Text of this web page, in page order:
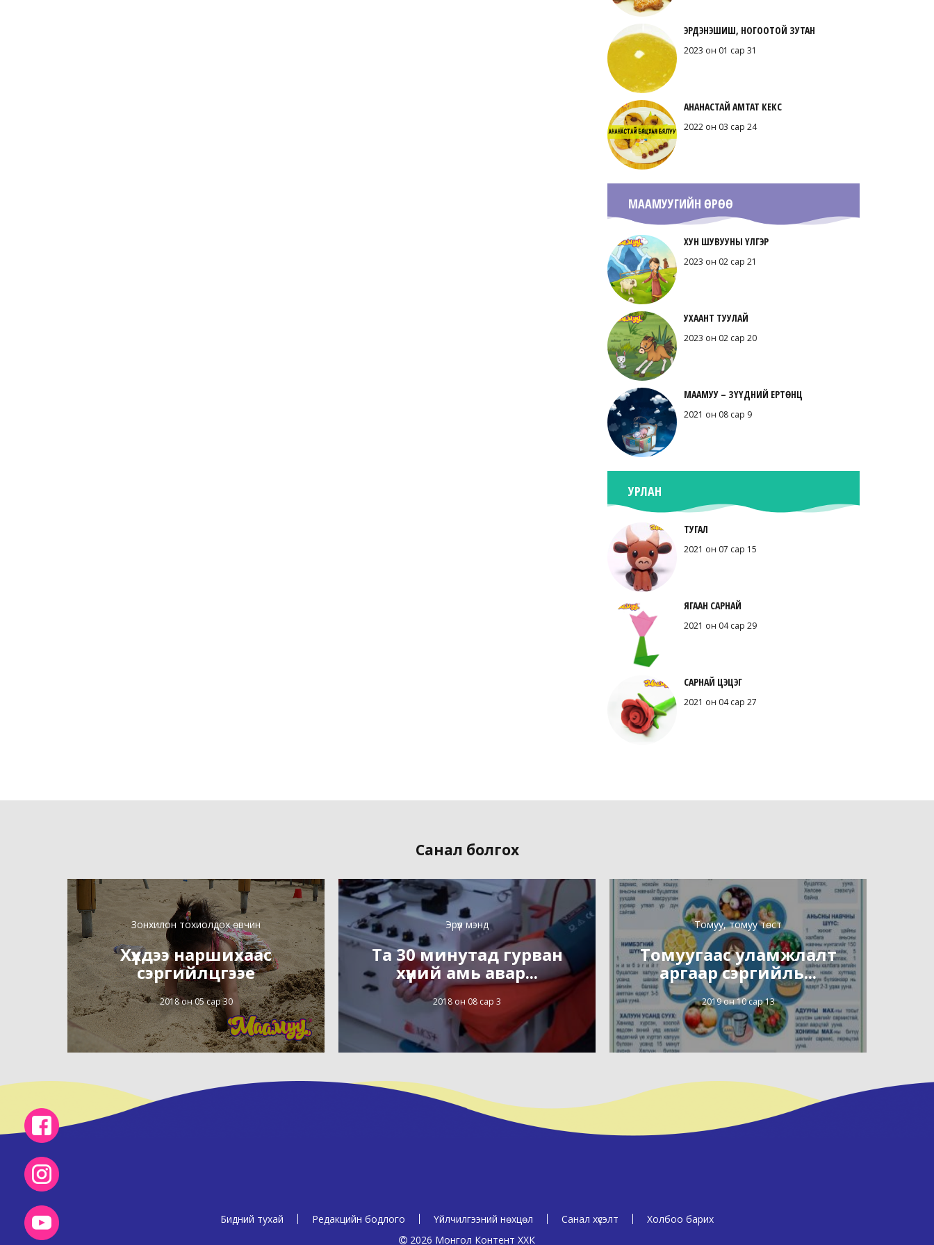
ЭРДЭНЭШИШ, НОГООТОЙ ЗУТАН
2023 он 01 сар 31
АНАНАСТАЙ АМТАТ КЕКС
2022 он 03 сар 24
МААМУУГИЙН ӨРӨӨ
ХУН ШУВУУНЫ ҮЛГЭР
2023 он 02 сар 21
УХААНТ ТУУЛАЙ
2023 он 02 сар 20
МААМУУ – ЗҮҮДНИЙ ЕРТӨНЦ
2021 он 08 сар 9
УРЛАН
ТУГАЛ
2021 он 07 сар 15
ЯГААН САРНАЙ
2021 он 04 сар 29
САРНАЙ ЦЭЦЭГ
2021 он 04 сар 27
Санал болгох
Зонхилон тохиолдох өвчин
Хүүхдээ наршихаас
сэргийлцгээе
2018 он 05 сар 30
Эрүүл мэнд
Та 30 минутад гурван
хүний амь авар...
2018 он 08 сар 3
Томуу, томуу төст
Томуугаас уламжлалт
аргаар сэргийль...
2019 он 10 сар 13
Бидний тухай Редакцийн бодлого Үйлчилгээний нөхцөл Санал хүсэлт
Холбоо барих
2026 Монгол Контент ХХК